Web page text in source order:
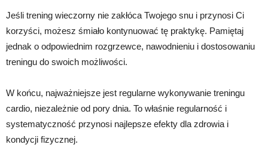
Jeśli trening wieczorny nie zakłóca Twojego snu i przynosi Ci
korzyści, możesz śmiało kontynuować tę praktykę. Pamiętaj
jednak o odpowiednim rozgrzewce, nawodnieniu i dostosowaniu
treningu do swoich możliwości.
W końcu, najważniejsze jest regularne wykonywanie treningu
cardio, niezależnie od pory dnia. To właśnie regularność i
systematyczność przynosi najlepsze efekty dla zdrowia i
kondycji fizycznej.